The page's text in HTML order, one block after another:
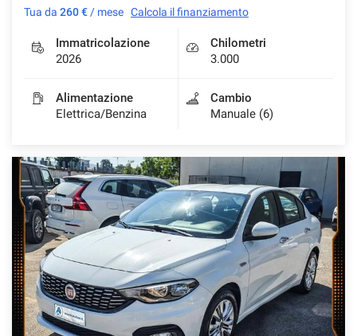
Tua da 260 € / mese Calcola il finanziamento
Immatricolazione
2026
Chilometri
3.000
Alimentazione
Elettrica/Benzina
Cambio
Manuale (6)